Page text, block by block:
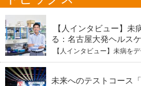
【人インタビュー】未
る：名古屋大発ヘルス
締役社長・瀧本陽介
ぶし」を着実に：理系
【人インタビュー】未病を
挑むヘルスケア標準化と海外
未来へのテストコース